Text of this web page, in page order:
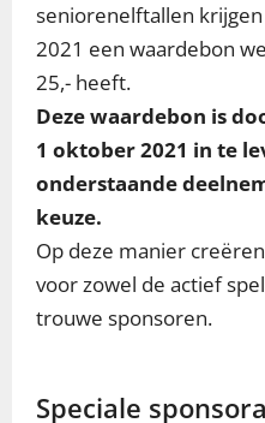
seniorenelftallen krijgen
2021 een waardebon
25,- heeft.
Deze waardebon is
1 oktober 2021 in te
onderstaande
keuze.
Op deze manier
voor zowel de actief
trouwe sponsoren.
Speciale